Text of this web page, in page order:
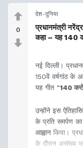
0
देश-दुनिया
प्रधानमंत्री
कहा – यह 140
नई दिल्ली।
150वें वर्षगांठ के
यह गीत “140
उन्होंने इस
के प्रति समर्पण
आह्वानकिया।
के दौरान असंख्य